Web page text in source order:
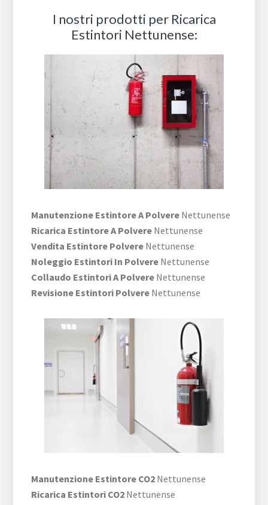
I nostri prodotti per Ricarica
Estintori Nettunense:
Manutenzione Estintore A Polvere Nettunense
Ricarica Estintore A Polvere Nettunense
Vendita Estintore Polvere Nettunense
Noleggio Estintori In Polvere Nettunense
Collaudo Estintori A Polvere Nettunense
Revisione Estintori Polvere Nettunense
Manutenzione Estintore CO2 Nettunense
Ricarica Estintori CO2 Nettunense